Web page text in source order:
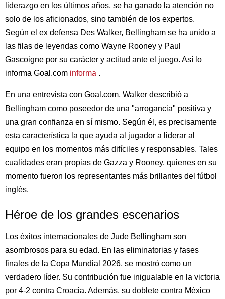
liderazgo en los últimos años, se ha ganado la atención no
solo de los aficionados, sino también de los expertos.
Según el ex defensa Des Walker, Bellingham se ha unido a
las filas de leyendas como Wayne Rooney y Paul
Gascoigne por su carácter y actitud ante el juego. Así lo
informa Goal.com informa .
En una entrevista con Goal.com, Walker describió a
Bellingham como poseedor de una "arrogancia" positiva y
una gran confianza en sí mismo. Según él, es precisamente
esta característica la que ayuda al jugador a liderar al
equipo en los momentos más difíciles y responsables. Tales
cualidades eran propias de Gazza y Rooney, quienes en su
momento fueron los representantes más brillantes del fútbol
inglés.
Héroe de los grandes escenarios
Los éxitos internacionales de Jude Bellingham son
asombrosos para su edad. En las eliminatorias y fases
finales de la Copa Mundial 2026, se mostró como un
verdadero líder. Su contribución fue inigualable en la victoria
por 4-2 contra Croacia. Además, su doblete contra México